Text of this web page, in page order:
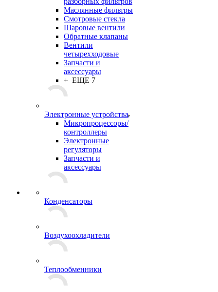
Маслянные фильтры
Смотровые стекла
Шаровые вентили
Обратные клапаны
Вентили
четырехходовые
Запчасти и
аксессуары
+ ЕЩЕ 7
Электронные устройства
Микропроцессоры/
контроллеры
Электронные
регуляторы
Запчасти и
аксессуары
Конденсаторы
Воздухоохладители
Теплообменники